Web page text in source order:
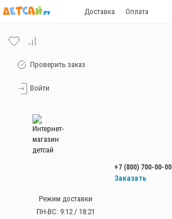
Доставка Оплата
Проверить заказ
Войти
+7 (800) 700-00-00
Заказать
Режим доставки
ПН-ВС: 9:12 / 18:21